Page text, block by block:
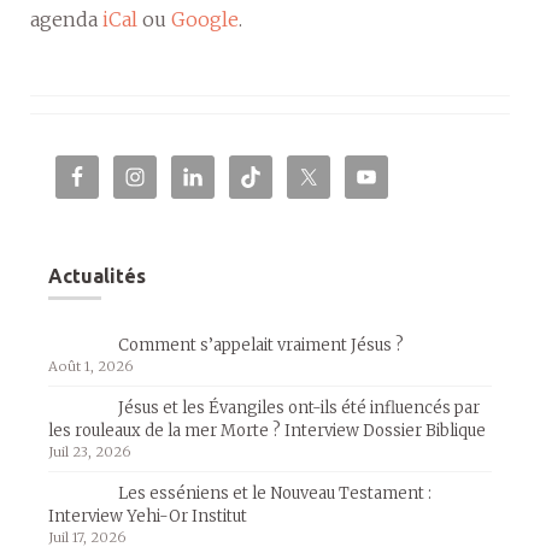
agenda iCal ou Google.
Actualités
Comment s’appelait vraiment Jésus ?
Août 1, 2026
Jésus et les Évangiles ont-ils été influencés par
les rouleaux de la mer Morte ? Interview Dossier Biblique
Juil 23, 2026
Les esséniens et le Nouveau Testament :
Interview Yehi-Or Institut
Juil 17, 2026